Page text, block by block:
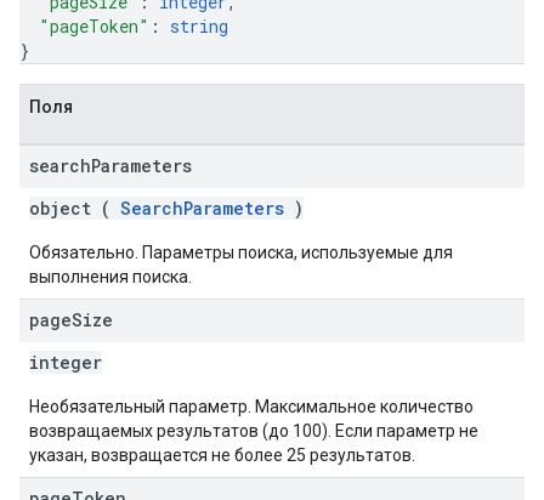
"pageToken" : string
}
Поля
searchParameters
object ( SearchParameters )
Обязательно. Параметры поиска, используемые для
выполнения поиска.
pageSize
integer
Необязательный параметр. Максимальное количество
возвращаемых результатов (до 100). Если параметр не
указан, возвращается не более 25 результатов.